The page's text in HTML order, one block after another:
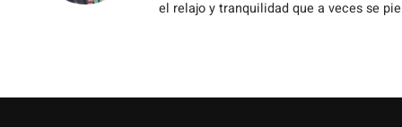
el relajo y tranquilidad que a veces se